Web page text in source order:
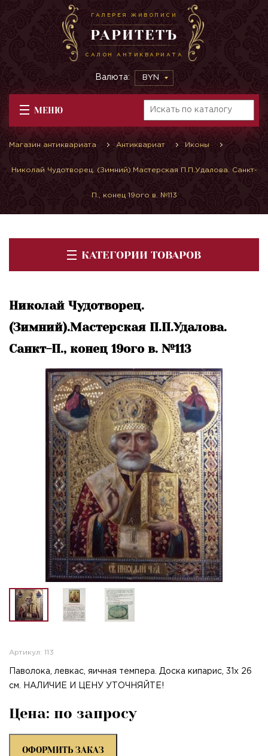
ГАЛЕРЕЯ ЖИВОПИСИ
РАРИТЕТЪ
САЛОН АНТИКВАРИАТА
Валюта: BYN
МЕНЮ
Магазин антиквариата Антиквариат Иконы
Николай Чудотворец. (Зимний).Мастерская П.П.Удалова. Санкт-
П., конец 19ого в. №113
КАТЕГОРИИ ТОВАРОВ
Николай Чудотворец.
(Зимний).Мастерская П.П.Удалова.
Санкт-П., конец 19ого в. №113
Артикул: 113
Паволока, левкас, яичная темпера. Доска кипарис, 31х 26
см. НАЛИЧИЕ И ЦЕНУ УТОЧНЯЙТЕ!
Цена: по запросу
ОФОРМИТЬ ЗАКАЗ